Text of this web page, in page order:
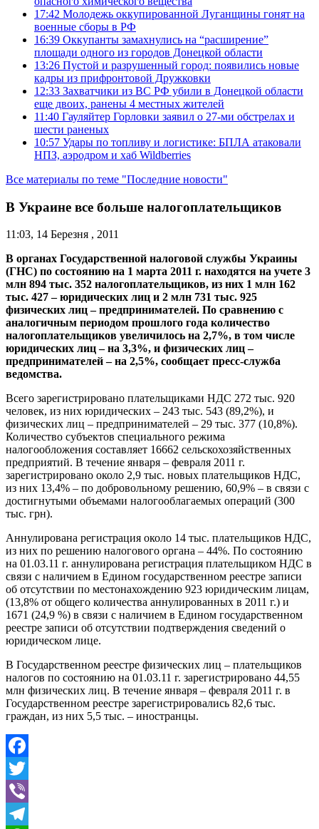
17:42 Молодежь оккупированной Луганщины гонят на
военные сборы в РФ
16:39 Оккупанты замахнулись на “расширение”
площади одного из городов Донецкой области
13:26 Пустой и разрушенный город: появились новые
кадры из прифронтовой Дружковки
12:33 Захватчики из ВС РФ убили в Донецкой области
еще двоих, ранены 4 местных жителей
11:40 Гауляйтер Горловки заявил о 27-ми обстрелах и
шести раненых
10:57 Удары по топливу и логистике: БПЛА атаковали
НПЗ, аэродром и хаб Wildberries
Все материалы по теме "Последние новости"
В Украине все больше налогоплательщиков
11:03, 14 Березня , 2011
В органах Государственной налоговой службы Украины
(ГНС) по состоянию на 1 марта 2011 г. находятся на учете 3
млн 894 тыс. 352 налогоплательщиков, из них 1 млн 162
тыс. 427 – юридических лиц и 2 млн 731 тыс. 925
физических лиц – предпринимателей. По сравнению с
аналогичным периодом прошлого года количество
налогоплательщиков увеличилось на 2,7%, в том числе
юридических лиц – на 3,3%, и физических лиц –
предпринимателей – на 2,5%, сообщает пресс-служба
ведомства.
Всего зарегистрировано плательщиками НДС 272 тыс. 920
человек, из них юридических – 243 тыс. 543 (89,2%), и
физических лиц – предпринимателей – 29 тыс. 377 (10,8%).
Количество субъектов специального режима
налогообложения составляет 16662 сельскохозяйственных
предприятий. В течение января – февраля 2011 г.
зарегистрировано около 2,9 тыс. новых плательщиков НДС,
из них 13,4% – по добровольному решению, 60,9% – в связи с
достигнутыми объемами налогооблагаемых операций (300
тыс. грн).
Аннулирована регистрация около 14 тыс. плательщиков НДС,
из них по решению налогового органа – 44%. По состоянию
на 01.03.11 г. аннулирована регистрация плательщиком НДС в
связи с наличием в Едином государственном реестре записи
об отсутствии по местонахождению 923 юридическим лицам,
(13,8% от общего количества аннулированных в 2011 г.) и
1671 (24,9 %) в связи с наличием в Едином государственном
реестре записи об отсутствии подтверждения сведений о
юридическом лице.
В Государственном реестре физических лиц – плательщиков
налогов по состоянию на 01.03.11 г. зарегистрировано 44,55
млн физических лиц. В течение января – февраля 2011 г. в
Государственном реестре зарегистрировались 82,6 тыс.
граждан, из них 5,5 тыс. – иностранцы.
Facebook
Twitter
Viber